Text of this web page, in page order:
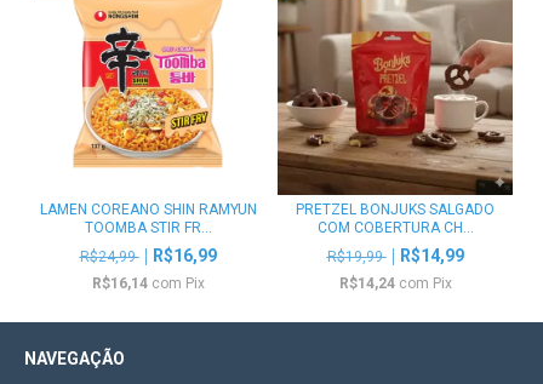
LAMEN COREANO SHIN RAMYUN
TOOMBA STIR FR...
R$24,99
R$16,99
R$16,14 com Pix
PRETZEL BONJUKS SALGADO
COM COBERTURA CH...
R$19,99
R$14,99
R$14,24 com Pix
NAVEGAÇÃO